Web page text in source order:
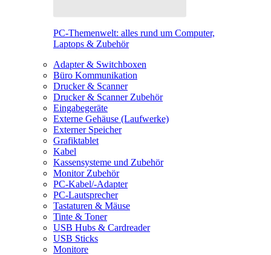
PC-Themenwelt: alles rund um Computer,
Laptops & Zubehör
Adapter & Switchboxen
Büro Kommunikation
Drucker & Scanner
Drucker & Scanner Zubehör
Eingabegeräte
Externe Gehäuse (Laufwerke)
Externer Speicher
Grafiktablet
Kabel
Kassensysteme und Zubehör
Monitor Zubehör
PC-Kabel/-Adapter
PC-Lautsprecher
Tastaturen & Mäuse
Tinte & Toner
USB Hubs & Cardreader
USB Sticks
Monitore